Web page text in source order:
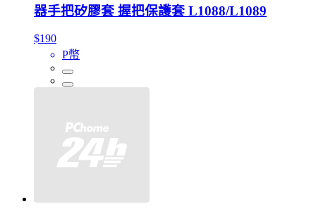
器手把矽膠套 握把保護套 L1088/L1089
$190
P幣